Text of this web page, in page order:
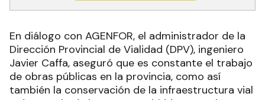
En diálogo con AGENFOR, el administrador de la
Dirección Provincial de Vialidad (DPV), ingeniero
Javier Caffa, aseguró que es constante el trabajo
de obras públicas en la provincia, como así
también la conservación de la infraestructura vial